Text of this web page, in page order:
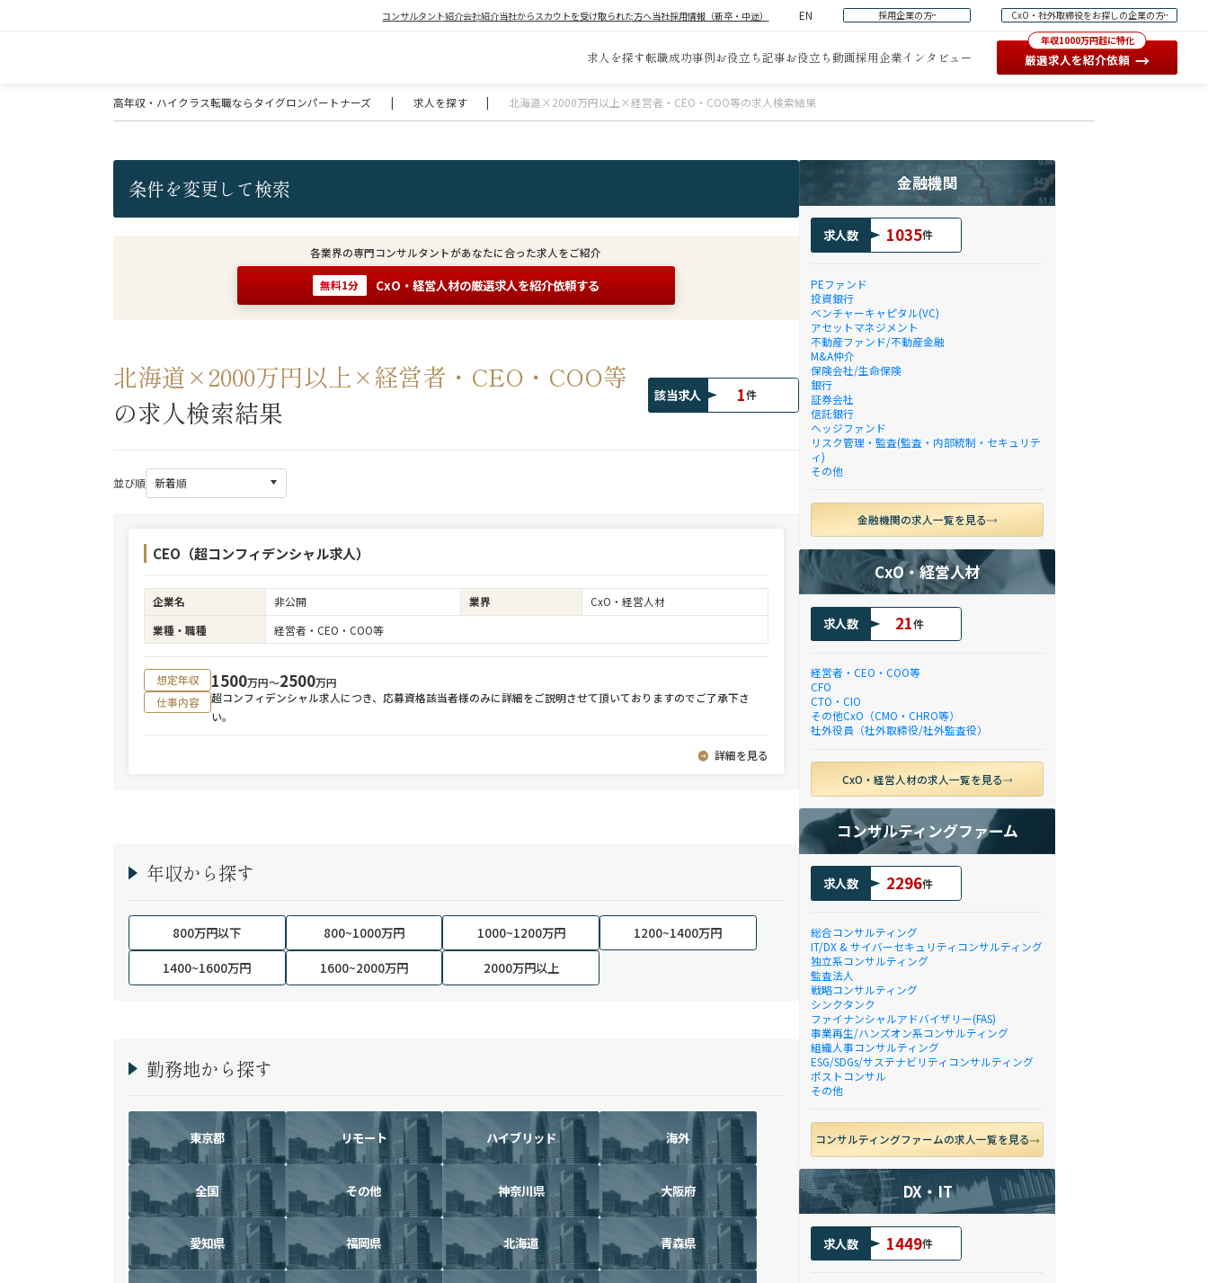
コンサルタント紹介会社紹介当社からスカウトを受け取られた方へ当社採用情報（新卒・中途） EN 採用企業の方 CxO・社外取締役をお探しの企業の方
求人を探す転職成功事例お役立ち記事お役立ち動画採用企業インタビュー
年収1000万円超に特化
厳選求人を紹介依頼 →
高年収・ハイクラス転職ならタイグロンパートナーズ | 求人を探す | 北海道×2000万円以上×経営者・CEO・COO等の求人検索結果
条件を変更して検索
各業界の専門コンサルタントがあなたに合った求人をご紹介
無料1分 CxO・経営人材の厳選求人を紹介依頼する
北海道×2000万円以上×経営者・CEO・COO等
の求人検索結果
該当求人 1件
並び順
CEO（超コンフィデンシャル求人）
企業名 非公開 業界
CxO・経営人材
業種・職種
経営者・CEO・COO等
想定年収 1500万円〜2500万円
仕事内容
超コンフィデンシャル求人につき、応募資格該当者様のみに詳細をご説明させて頂いておりますのでご了承下さ
い。
詳細を見る
年収から探す
800万円以下 800~1000万円 1000~1200万円
1200~1400万円
1400~1600万円
1600~2000万円 2000万円以上
勤務地から探す
東京都 リモート ハイブリッド 海外
全国 その他 神奈川県 大阪府
愛知県 福岡県 北海道 青森県
金融機関
求人数 1035件
PEファンド
投資銀行
ベンチャーキャピタル(VC)
アセットマネジメント
不動産ファンド/不動産金融
M&A仲介
保険会社/生命保険
銀行
証券会社
信託銀行
ヘッジファンド
リスク管理・監査(監査・内部統制・セキュリテ
ィ)
その他
金融機関の求人一覧を見る
CxO・経営人材
求人数 21件
経営者・CEO・COO等
CFO
CTO・CIO
その他CxO（CMO・CHRO等）
社外役員（社外取締役/社外監査役）
CxO・経営人材の求人一覧を見る
コンサルティングファーム
求人数 2296件
総合コンサルティング
IT/DX & サイバーセキュリティコンサルティング
独立系コンサルティング
監査法人
戦略コンサルティング
シンクタンク
ファイナンシャルアドバイザリー(FAS)
事業再生/ハンズオン系コンサルティング
組織人事コンサルティング
ESG/SDGs/サステナビリティコンサルティング
ポストコンサル
その他
コンサルティングファームの求人一覧を見る
DX・IT
求人数 1449件